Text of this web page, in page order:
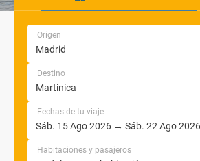
Origen
Destino
Fechas de tu viaje
Habitaciones y pasajeros